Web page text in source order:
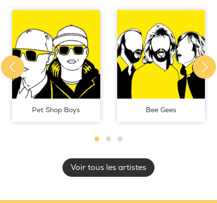
Pet Shop Boys Bee Gees
Voir tous les artistes